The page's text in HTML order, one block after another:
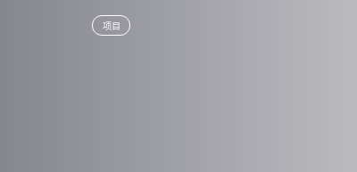
项目